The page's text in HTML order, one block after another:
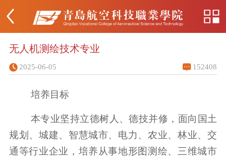
无人机测绘技术专业
2025-06-05 152408
培养目标
本专业坚持立德树人、德技并修，面向国土
规划、城建、智慧城市、电力、农业、林业、交
通等行业企业，培养从事地形图测绘、三维城市